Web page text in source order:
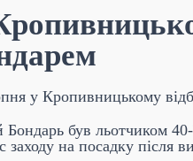
у Кропивницькому
Бондарь був льотчиком
заходу на посадку після